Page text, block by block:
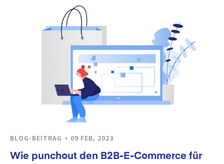
BLOG-BEITRAG 09 FEB, 2023
Wie punchout den B2B-E-Commerce für